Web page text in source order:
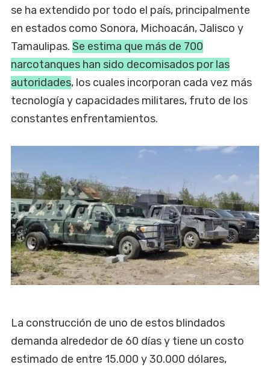
se ha extendido por todo el país, principalmente
en estados como Sonora, Michoacán, Jalisco y
Tamaulipas. Se estima que más de 700
narcotanques han sido decomisados por las
autoridades, los cuales incorporan cada vez más
tecnología y capacidades militares, fruto de los
constantes enfrentamientos.
La construcción de uno de estos blindados
demanda alrededor de 60 días y tiene un costo
estimado de entre 15.000 y 30.000 dólares,